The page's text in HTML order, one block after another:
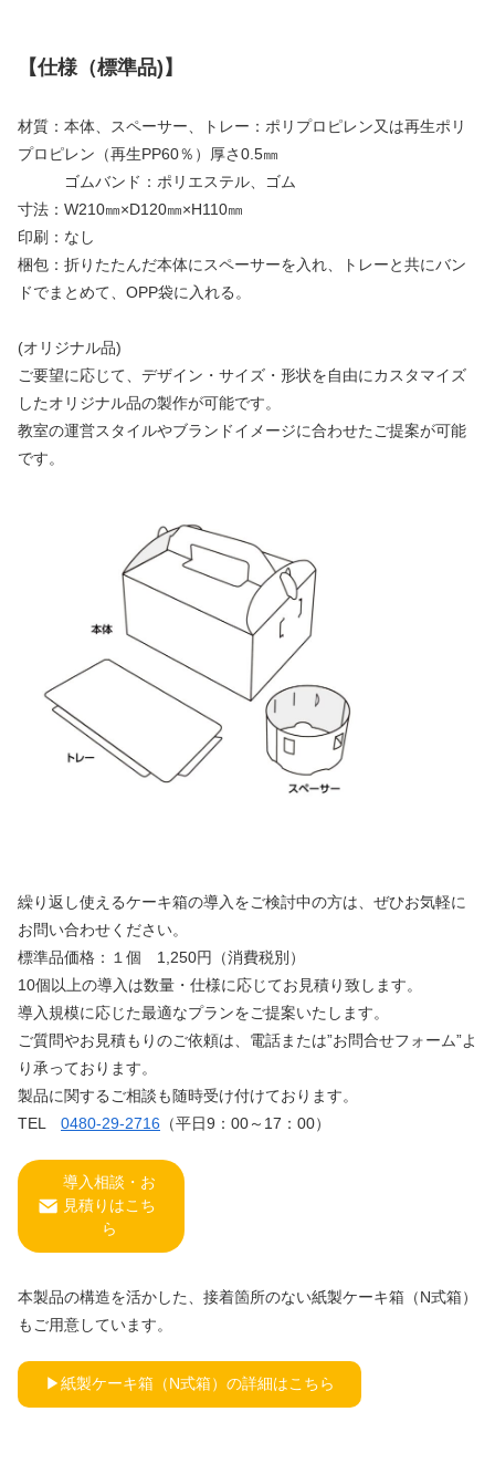
【仕様（標準品)】
材質：本体、スペーサー、トレー：ポリプロピレン又は再生ポリ
プロピレン（再生PP60％）厚さ0.5㎜
ゴムバンド：ポリエステル、ゴム
寸法：W210㎜×D120㎜×H110㎜
印刷：なし
梱包：折りたたんだ本体にスペーサーを入れ、トレーと共にバン
ドでまとめて、OPP袋に入れる。
(オリジナル品)
ご要望に応じて、デザイン・サイズ・形状を自由にカスタマイズ
したオリジナル品の製作が可能です。
教室の運営スタイルやブランドイメージに合わせたご提案が可能
です。
繰り返し使えるケーキ箱の導入をご検討中の方は、ぜひお気軽に
お問い合わせください。
標準品価格：１個 1,250円（消費税別）
10個以上の導入は数量・仕様に応じてお見積り致します。
導入規模に応じた最適なプランをご提案いたします。
ご質問やお見積もりのご依頼は、電話または”お問合せフォーム”よ
り承っております。
製品に関するご相談も随時受け付けております。
TEL 0480-29-2716 （平日9：00～17：00）
導入相談・お
見積りはこち
ら
本製品の構造を活かした、接着箇所のない紙製ケーキ箱（N式箱）
もご用意しています。
▶紙製ケーキ箱（N式箱）の詳細はこちら